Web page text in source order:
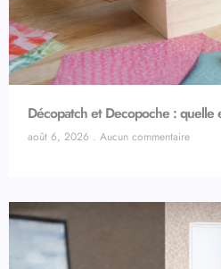
Décopatch et Decopoche : quelle
août 6, 2026 Aucun commentaire